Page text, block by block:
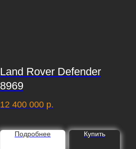
Land Rover Defender
8969
12 400 000 р.
Подробнее Купить